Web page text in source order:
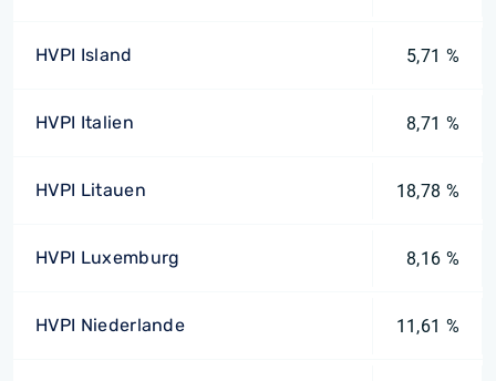
HVPI Island 5,71 %
HVPI Italien 8,71 %
HVPI Litauen 18,78 %
HVPI Luxemburg 8,16 %
HVPI Niederlande 11,61 %